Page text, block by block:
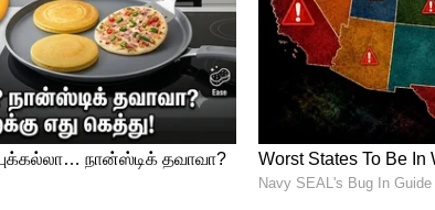
ரூ.100 பெற்றுக் கொண்டு, கட்டண ரசீதை
கோயில் கணக்கில் பணத்தை செலுத்தும்
கூறிவிட்டு, தலா ரூ.100 என பதிவான பல